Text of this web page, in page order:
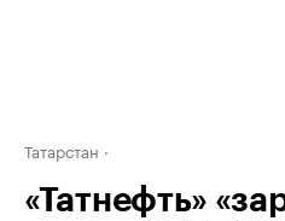
Татарстан
«Татнефть»